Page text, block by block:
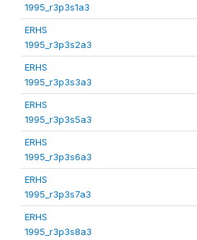
1995_r3p3s1a3
ERHS
1995_r3p3s2a3
ERHS
1995_r3p3s3a3
ERHS
1995_r3p3s5a3
ERHS
1995_r3p3s6a3
ERHS
1995_r3p3s7a3
ERHS
1995_r3p3s8a3